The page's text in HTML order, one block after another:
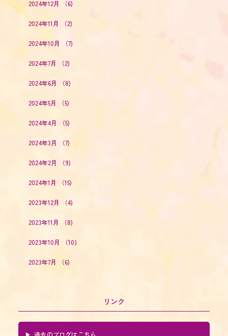
2024年12月 （6)
2024年11月 （2)
2024年10月 （7)
2024年7月 （2)
2024年6月 （8)
2024年5月 （5)
2024年4月 （5)
2024年3月 （7)
2024年2月 （9)
2024年1月 （15)
2023年12月 （4)
2023年11月 （8)
2023年10月 （10)
2023年7月 （6)
リンク
過去のブログはこちら